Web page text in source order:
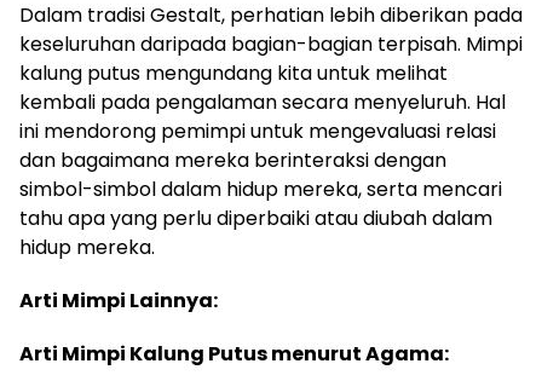
Dalam tradisi Gestalt, perhatian lebih diberikan pada
keseluruhan daripada bagian-bagian terpisah. Mimpi
kalung putus mengundang kita untuk melihat
kembali pada pengalaman secara menyeluruh. Hal
ini mendorong pemimpi untuk mengevaluasi relasi
dan bagaimana mereka berinteraksi dengan
simbol-simbol dalam hidup mereka, serta mencari
tahu apa yang perlu diperbaiki atau diubah dalam
hidup mereka.
Arti Mimpi Lainnya:
Arti Mimpi Kalung Putus menurut Agama: